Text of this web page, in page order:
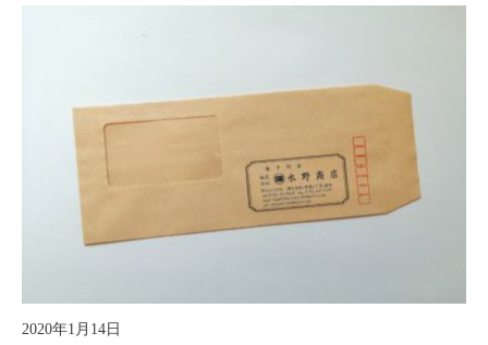
2020年1月14日